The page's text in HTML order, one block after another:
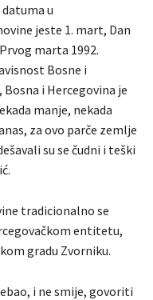
u
jeste 1. mart, Dan
marta 1992.
Bosne i
i Hercegovina je
manje, nekada
za ovo parče zemlje
su se čudni i teški
tradicionalno se
entitetu,
gradu Zvorniku.
i ne smije, govoriti